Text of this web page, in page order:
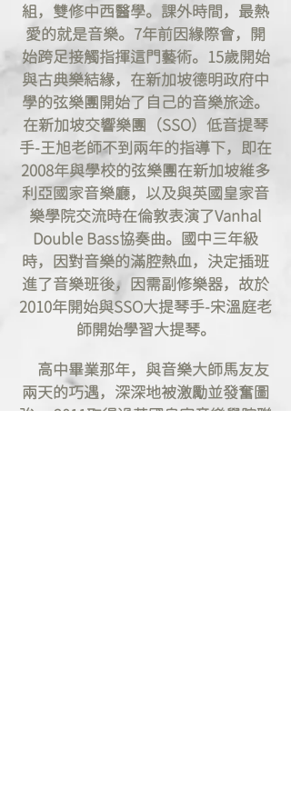
組，雙修中西醫學。課外時間，最熱
愛的就是音樂。7年前因緣際會，開
始跨足接觸指揮這門藝術。15歲開始
與古典樂結緣，在新加坡德明政府中
學的弦樂團開始了自己的音樂旅途。
在新加坡交響樂團（SSO）低音提琴
手-王旭老師不到兩年的指導下，即在
2008年與學校的弦樂團在新加坡維多
利亞國家音樂廳，以及與英國皇家音
樂學院交流時在倫敦表演了Vanhal
Double Bass協奏曲。國中三年級
時，因對音樂的滿腔熱血，決定插班
進了音樂班後，因需副修樂器，故於
2010年開始與SSO大提琴手-宋溫庭老
師開始學習大提琴。
高中畢業那年，與音樂大師馬友友
兩天的巧遇，深深地被激勵並發奮圖
強。 2011取得過英國皇家音樂學院聯